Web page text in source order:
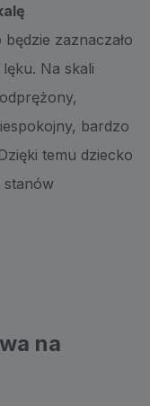
zaznaczało
Na skali
bardzo
temu dziecko
stanów
na